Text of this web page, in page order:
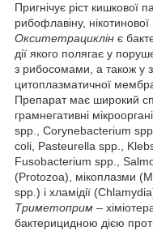
Пригнічує ріст кишкової
рибофлавіну,
Окситетрациклін є
дії якого полягає у
з рибосомами, а також у
цитоплазматичної
Препарат має широкий
грамнегативні
spp., Corynebacterium
coli, Pasteurella spp.,
Fusobacterium spp.,
(Protozoa), мікоплазми
spp.) і хламідії
Триметоприм –
бактерицидною дією